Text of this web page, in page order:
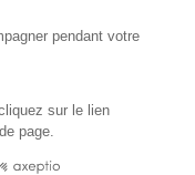
pendant votre
sur le lien
page.
France